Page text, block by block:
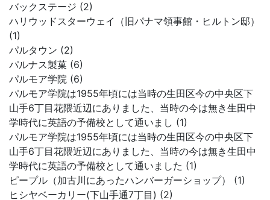
バックステージ (2)
ハリウッドスターウェイ（旧パナマ領事館・ヒルトン邸）
(1)
パルタウン (2)
パルナス製菓 (6)
パルモア学院 (6)
パルモア学院は1955年頃には当時の生田区今の中央区下
山手6丁目花隈近辺にありました、当時の今は無き生田中
学時代に英語の予備校として通いまし (1)
パルモア学院は1955年頃には当時の生田区今の中央区下
山手6丁目花隈近辺にありました、当時の今は無き生田中
学時代に英語の予備校として通いました (1)
ピープル（加古川にあったハンバーガーショップ） (1)
ヒシヤベーカリー(下山手通7丁目) (2)